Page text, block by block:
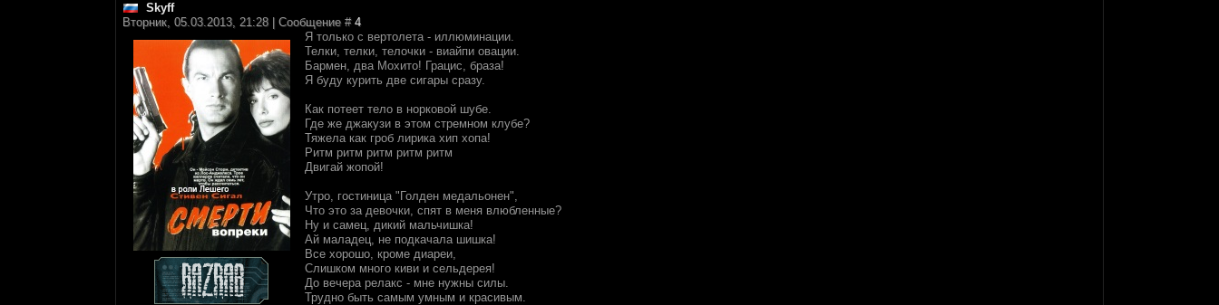
Skyff
Вторник, 05.03.2013, 21:28 | Сообщение # 4
Я только с вертолета - иллюминации.
Телки, телки, телочки - виайпи овации.
Бармен, два Мохито! Грацис, браза!
Я буду курить две сигары сразу.
Как потеет тело в норковой шубе.
Где же джакузи в этом стремном клубе?
Тяжела как гроб лирика хип хопа!
Ритм ритм ритм ритм ритм
Двигай жопой!
Утро, гостиница "Голден медальонен",
Что это за девочки, спят в меня влюбленные?
Ну и самец, дикий мальчишка!
Ай маладец, не подкачала шишка!
Все хорошо, кроме диареи,
Слишком много киви и сельдерея!
До вечера релакс - мне нужны силы.
Трудно быть самым умным и красивым.